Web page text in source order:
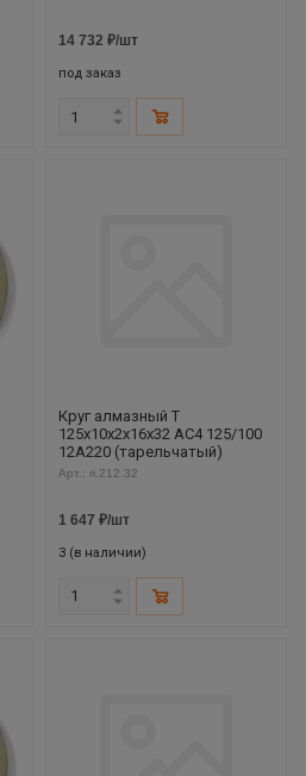
14 732 ₽/шт
под заказ
Круг алмазный Т
125х10х2х16х32 АС4 125/100
12А220 (тарельчатый)
Арт.: ri.212.32
1 647 ₽/шт
3 (в наличии)